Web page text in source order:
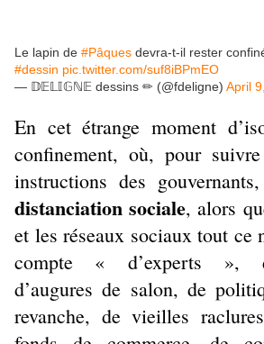
Le lapin de #Pâques devra-t-il rester
#dessin pic.twitter.com/suf8iBPmEO
— 𝔻𝔼𝕃𝕀𝔾ℕ𝔼 dessins ✏ (@fdeligne) April
En cet étrange moment
confinement, où, pour
instructions des
distanciation sociale, alors
et les réseaux sociaux tout ce
compte « d’experts »,
d’augures de salon, de
revanche, de vieilles